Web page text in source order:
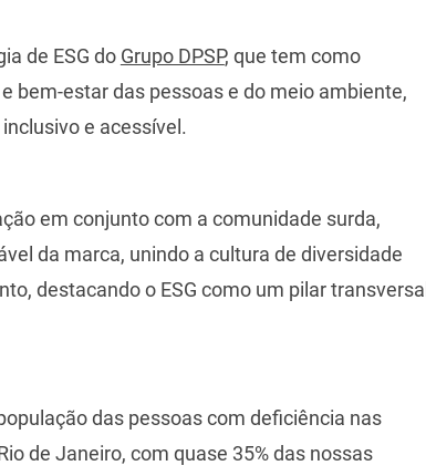
de ESG do Grupo DPSP, que tem como
bem-estar das pessoas e do meio ambiente,
e acessível.
em conjunto com a comunidade surda,
da marca, unindo a cultura de diversidade
destacando o ESG como um pilar transversal
das pessoas com deficiência nas
de Janeiro, com quase 35% das nossas